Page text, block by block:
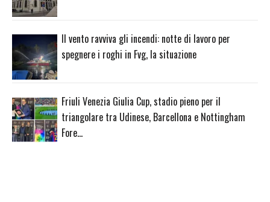
Il vento ravviva gli incendi: notte di lavoro per
spegnere i roghi in Fvg, la situazione
Friuli Venezia Giulia Cup, stadio pieno per il
triangolare tra Udinese, Barcellona e Nottingham
Fore…